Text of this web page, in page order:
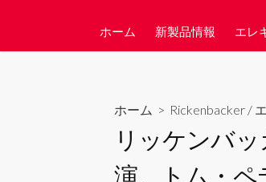
ホーム 新製品情報 エレ
ホーム > Rickenbacker /
リッケンバ
演、トム・ペ